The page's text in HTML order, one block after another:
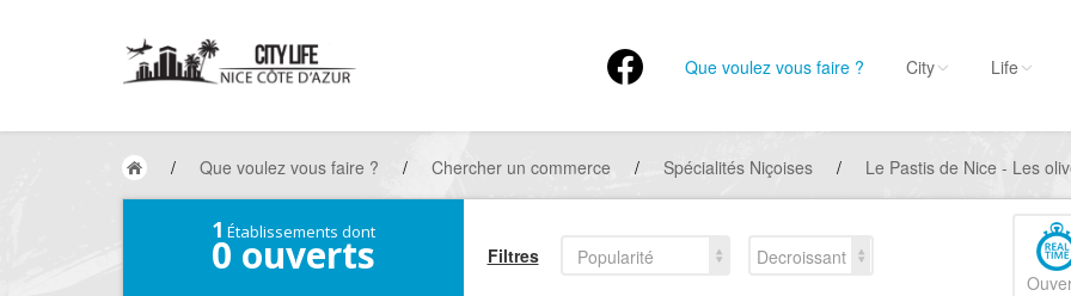
Que voulez vous faire ? City Life
/ Que voulez vous faire ? / Chercher un commerce / Spécialités Niçoises / Le Pastis de Nice - Les
1 Établissements dont
0 ouverts Filtres Popularité
Decroissant